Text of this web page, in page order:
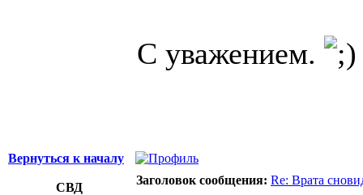
С уважением.
Вернуться к началу
СВД
Заголовок сообщения: Re: Врата